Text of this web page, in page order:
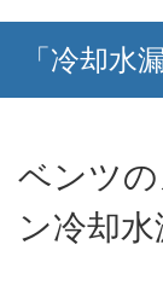
「冷却水
ベンツ
ン冷却